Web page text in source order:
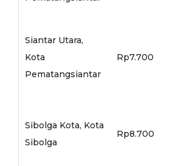
Siantar Utara,
Kota
Pematangsiantar
Rp7.700
Sibolga Kota, Kota
Sibolga
Rp8.700